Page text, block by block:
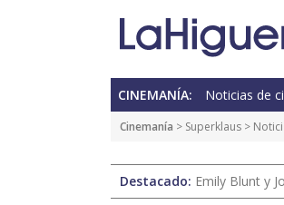
CINEMANÍA: Noticias de
Cinemanía > Superklaus >
Destacado: Emily Blunt y